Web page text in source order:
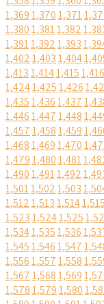
1,3691,3701,371
1,3801,3811,382
1,3911,3921,393
1,4021,4031,404
1,4131,4141,4151,416
1,4241,4251,426
1,4351,4361,437
1,4461,4471,448
1,4571,4581,459
1,4681,4691,470
1,4791,4801,481
1,4901,4911,492
1,5011,5021,503
1,5121,5131,5141,515
1,5231,5241,525
1,5341,5351,536
1,5451,5461,547
1,5561,5571,558
1,5671,5681,569
1,5781,5791,580